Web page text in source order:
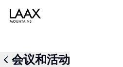
会议和活动